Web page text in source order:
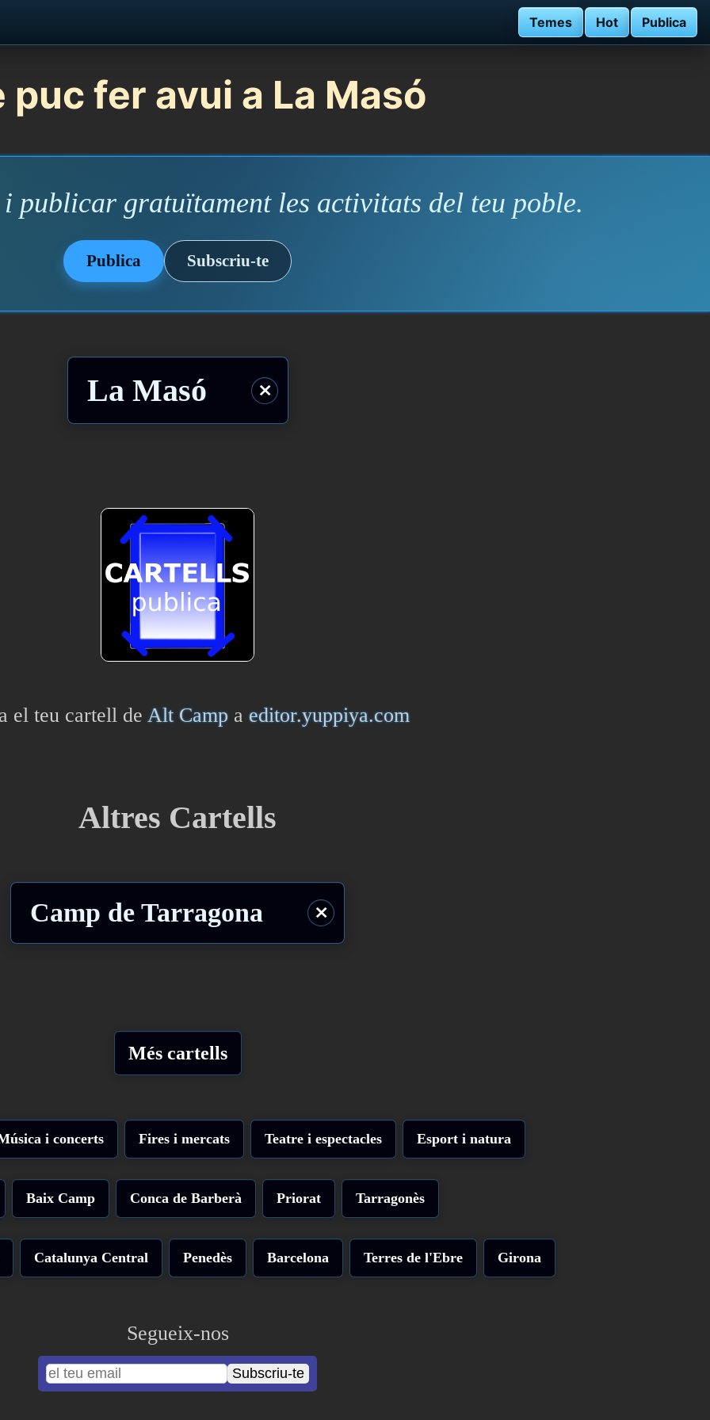
Temes Hot Publica
puc fer avui a La Masó
publicar gratuïtament les activitats del teu poble.
Publica Subscriu-te
La Masó ⨯
el teu cartell de Alt Campaeditor.yuppiya.com
Altres Cartells
Camp de Tarragona ⨯
Més cartells
i concerts Fires i mercats Teatre i espectacles Esport i natura
Baix Camp Conca de Barberà Priorat Tarragonès
Catalunya Central Penedès Barcelona Terres de l'Ebre Girona
Segueix-nos
Subscriu-te